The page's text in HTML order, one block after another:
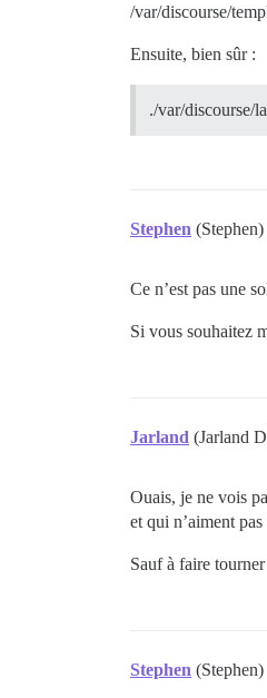
/var/discourse/
Ensuite, bien sûr :
./var/discourse/
Stephen (Stephen)
Ce n’est pas une
Si vous souhaitez
Jarland (Jarland
Ouais, je ne vois
et qui n’aiment
Sauf à faire
Stephen (Stephen)